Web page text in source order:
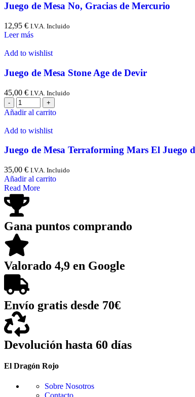
Juego de Mesa No, Gracias de Mercurio
12,95 € I.V.A. Incluido
Leer más
Add to wishlist
Juego de Mesa Stone Age de Devir
45,00 € I.V.A. Incluido
Añadir al carrito
Add to wishlist
Juego de Mesa Terraforming Mars El Juego
35,00 € I.V.A. Incluido
Añadir al carrito
Read More
Gana puntos comprando
Valorado 4,9 en Google
Envío gratis desde 70€
Devolución hasta 60 días
El Dragón Rojo
Sobre Nosotros
Contacto